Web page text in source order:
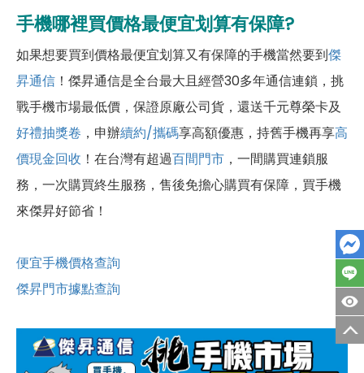
手機哪裡買價格最便宜划算有保障?
如果想要買到價格最便宜划算又有保障的手機當然要到傑
昇通信 ！傑昇通信是全台最大且經營30多年通信連鎖，挑
戰手機市場最低價，保證原廠公司貨，還送千元尊榮卡及
好禮抽獎卷 ，申辦續約/攜碼享高額優惠，持舊手機再享高
價現金回收 ！在台灣有超過百間門市 ，一間購買連鎖服
務，一次購買終生服務，售後免擔心購買有保障，買手機
來傑昇好節省！
便宜手機價格查詢
傑昇門市據點查詢